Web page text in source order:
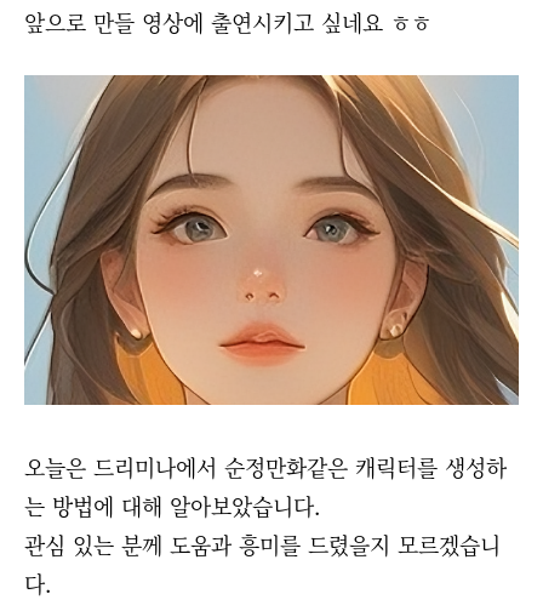
앞으로 만들 영상에 출연시키고 싶네요 ㅎㅎ
오늘은 드리미나에서 순정만화같은 캐릭터를 생성하
는 방법에 대해 알아보았습니다.
관심 있는 분께 도움과 흥미를 드렸을지 모르겠습니
다.